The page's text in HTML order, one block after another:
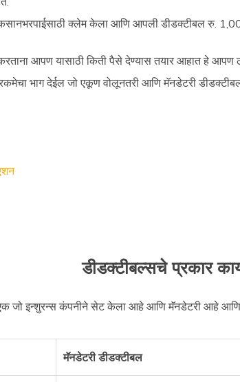
क्लेम केला आणि आपली डीडक्टीबल रु.
आपण यासाठी किती पैसे देण्यास तयार आहात हे
भाग देईल जो एकूण वोलूनतरी आणि मॅनडेटरी
डीडक्टीबल्सचे प्रकार
जो इन्शुरन्स कंपनीने सेट केला आहे आणि मॅनडेटरी आहे
मॅनडेटरी डीडक्टीबल